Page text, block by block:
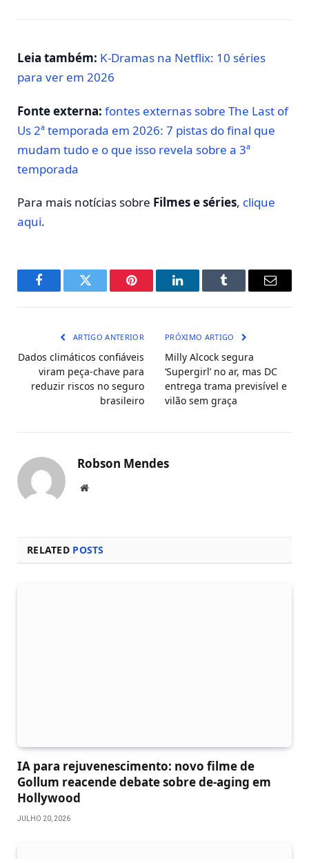
Leia também: K-Dramas na Netflix: 10 séries
para ver em 2026
Fonte externa: fontes externas sobre The Last of
Us 2ª temporada em 2026: 7 pistas do final que
mudam tudo e o que isso revela sobre a 3ª
temporada
Para mais notícias sobre Filmes e séries, clique
aqui.
FacebookTwitter Pinterest LinkedInTumblr
E-
ARTIGO ANTERIOR
Dados climáticos confiáveis
viram peça-chave para
reduzir riscos no seguro
brasileiro
PRÓXIMO ARTIGO
Milly Alcock segura
‘Supergirl’ no ar, mas DC
entrega trama previsível e
vilão sem graça
Robson Mendes
Local
RELATED POSTS
IA para rejuvenescimento: novo filme de
Gollum reacende debate sobre de-aging em
Hollywood
JULHO 20, 2026